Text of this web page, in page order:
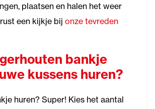
plaatsen en halen het weer
een kijkje bij onze tevreden
bankje
kussens huren?
huren? Super! Kies het aantal